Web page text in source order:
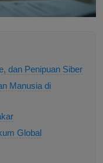
dan Penipuan Siber
Manusia di
Global